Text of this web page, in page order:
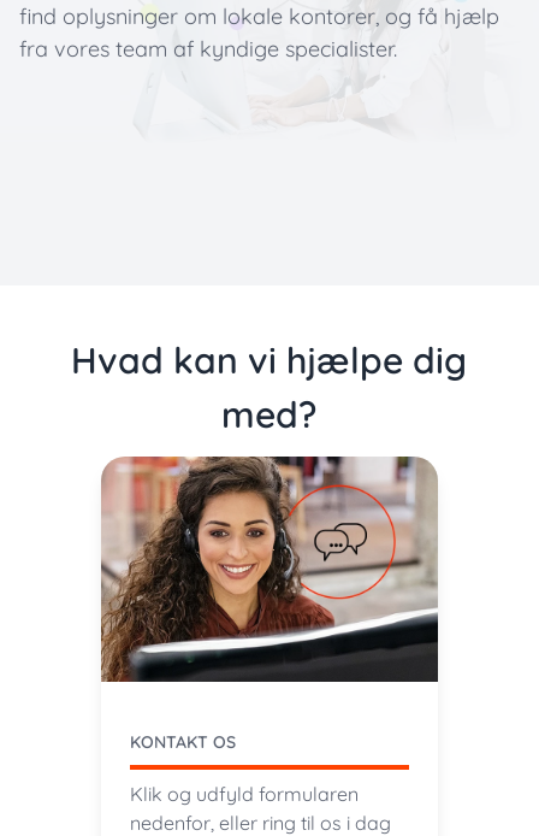
find oplysninger om lokale kontorer, og få hjælp
fra vores team af kyndige specialister.
Hvad kan vi hjælpe dig
med?
KONTAKT OS
Klik og udfyld formularen
nedenfor, eller ring til os i dag